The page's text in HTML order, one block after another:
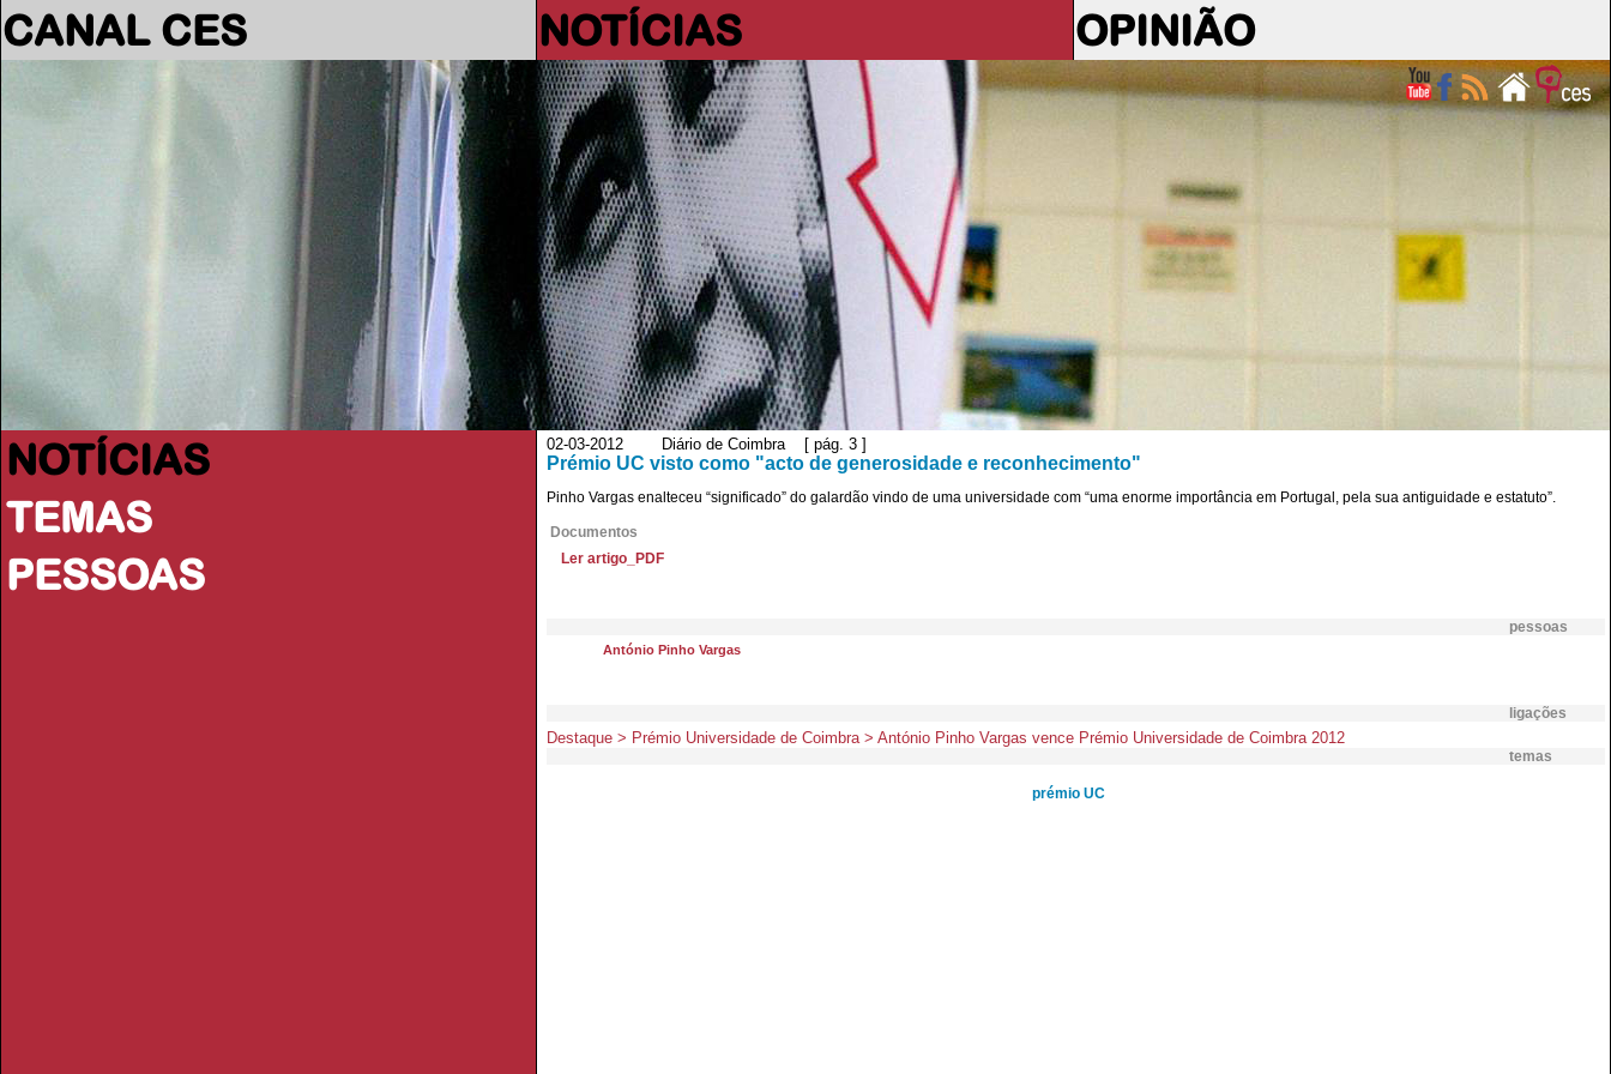
CANAL CES NOTÍCIAS OPINIÃO
NOTÍCIAS
TEMAS
PESSOAS
02-03-2012 Diário de Coimbra [ pág. 3 ]
Prémio UC visto como "acto de generosidade e reconhecimento"
Pinho Vargas enalteceu “significado” do galardão vindo de uma universidade com “uma enorme importância em Portugal, pela sua antiguidade e estatuto”.
Documentos
Ler artigo_PDF
pessoas
António Pinho Vargas
ligações
Destaque > Prémio Universidade de Coimbra > António Pinho Vargas vence Prémio Universidade de Coimbra 2012
temas
prémio UC